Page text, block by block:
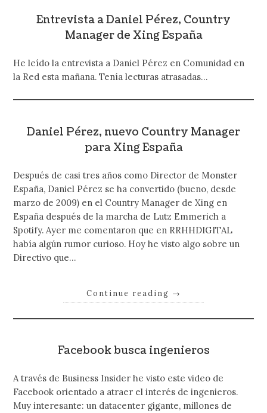
Entrevista a Daniel Pérez, Country
Manager de Xing España
He leído la entrevista a Daniel Pérez en Comunidad en
la Red esta mañana. Tenía lecturas atrasadas…
Daniel Pérez, nuevo Country Manager
para Xing España
Después de casi tres años como Director de Monster
España, Daniel Pérez se ha convertido (bueno, desde
marzo de 2009) en el Country Manager de Xing en
España después de la marcha de Lutz Emmerich a
Spotify. Ayer me comentaron que en RRHHDIGITAL
había algún rumor curioso. Hoy he visto algo sobre un
Directivo que…
Continue reading →
Facebook busca ingenieros
A través de Business Insider he visto este video de
Facebook orientado a atraer el interés de ingenieros.
Muy interesante: un datacenter gigante, millones de